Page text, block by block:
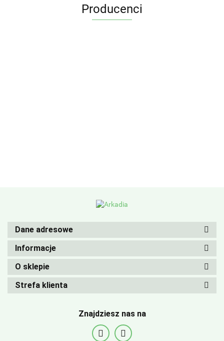
Producenci
Dane adresowe
Informacje
O sklepie
Strefa klienta
Znajdziesz nas na